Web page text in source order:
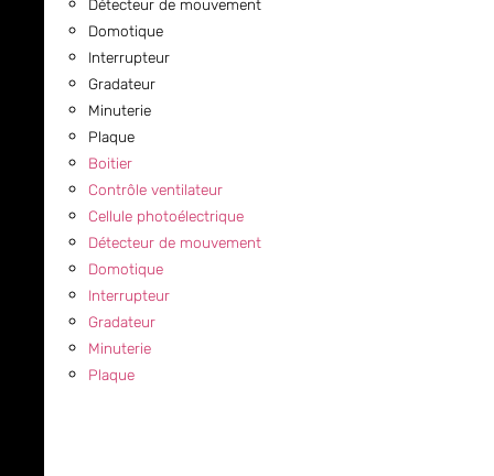
Détecteur de mouvement
Domotique
Interrupteur
Gradateur
Minuterie
Plaque
Boitier
Contrôle ventilateur
Cellule photoélectrique
Détecteur de mouvement
Domotique
Interrupteur
Gradateur
Minuterie
Plaque